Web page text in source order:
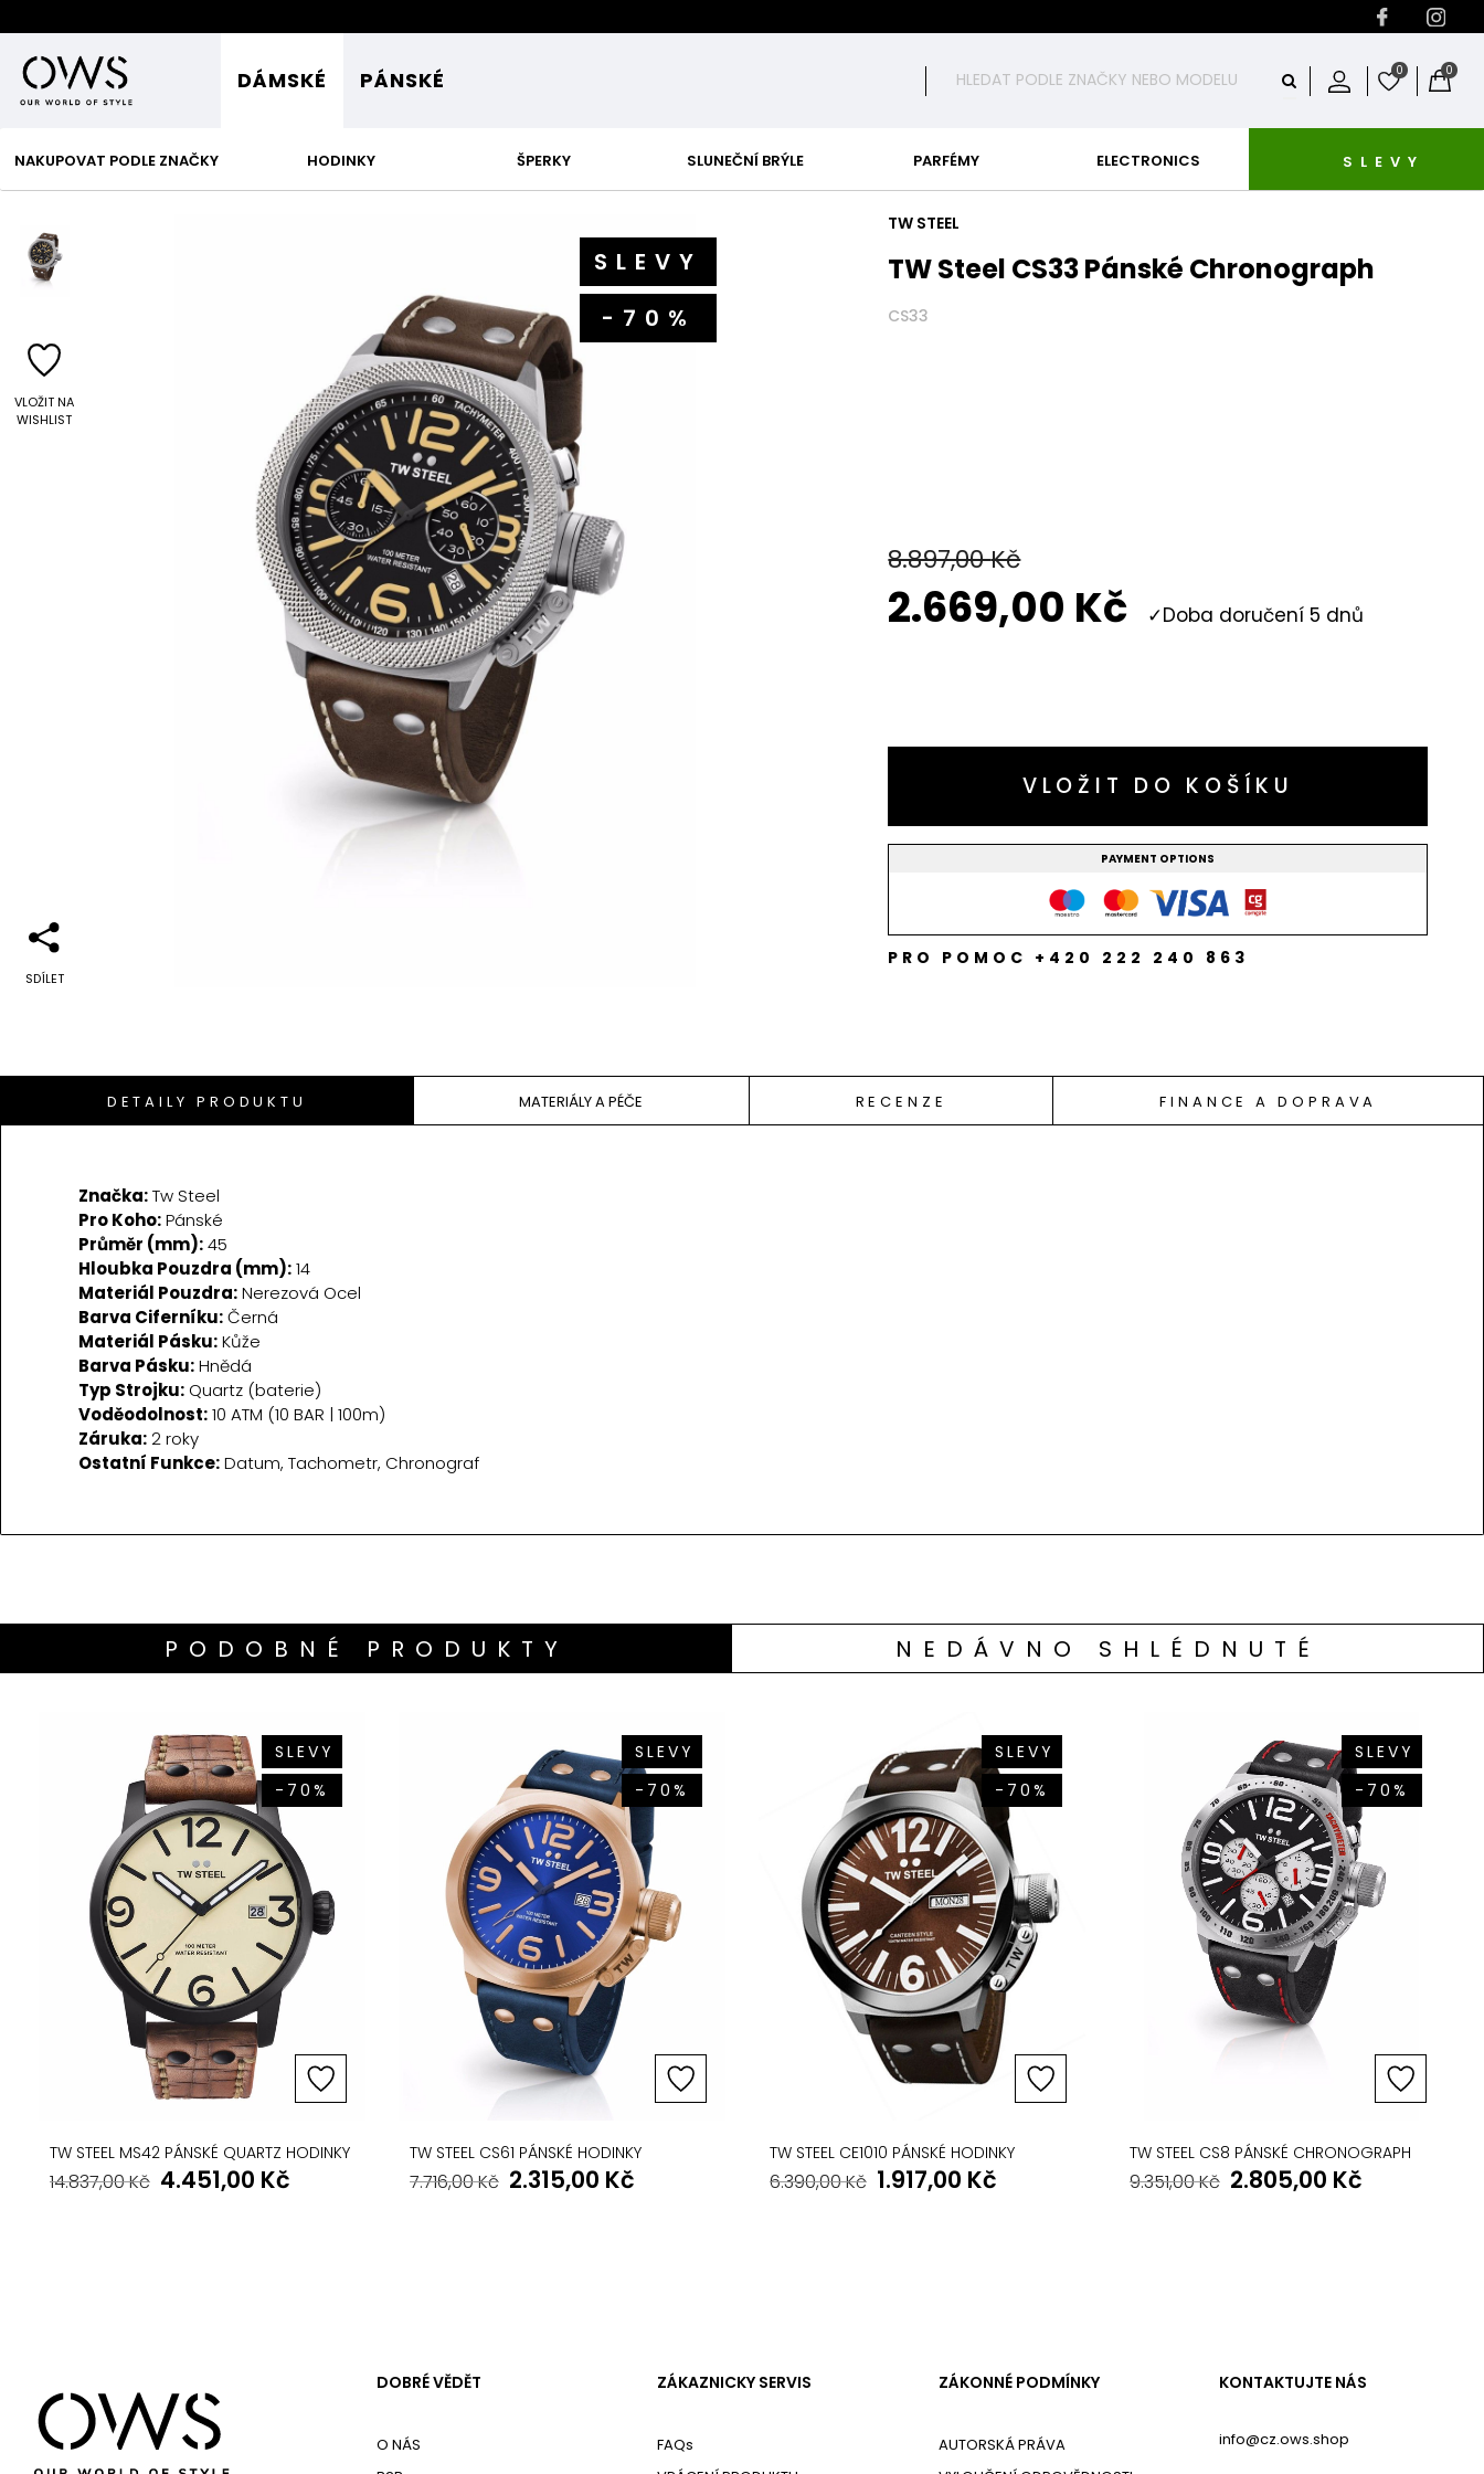
0
0
DÁMSKÉ
NAKUPOVAT PODLE ZNAČKY HODINKY ŠPERKY SLUNEČNÍ BRÝLE PARFÉMY ELECTRONICS SLEVY
PÁNSKÉ
VLOŽIT NA
WISHLIST
SDÍLET
SLEVY
-70%
TW STEEL
TW Steel CS33 Pánské Chronograph
CS33
8.897,00Kč
2.669,00 Kč Doba doručení 5 dnů
VLOŽIT DO KOŠÍKU
PAYMENT OPTIONS
PRO POMOC +420 222 240 863
DETAILY PRODUKTU MATERIÁLY A PÉČE RECENZE FINANCE A DOPRAVA
Značka:Tw Steel
Pro Koho:Pánské
Průměr (mm):45
Hloubka Pouzdra (mm):14
Materiál Pouzdra:Nerezová Ocel
Barva Ciferníku:Černá
Materiál Pásku:Kůže
Barva Pásku:Hnědá
Typ Strojku: Quartz (baterie)
Voděodolnost:10 ATM (10 BAR | 100m)
Záruka:2 roky
Ostatní Funkce:Datum, Tachometr, Chronograf
PODOBNÉ PRODUKTY NEDÁVNO SHLÉDNUTÉ
SLEVY
-70%
TW STEEL MS42 PÁNSKÉ QUARTZ HODINKY
14.837,00Kč 4.451,00 Kč
SLEVY
-70%
TW STEEL CS61 PÁNSKÉ HODINKY
7.716,00Kč 2.315,00 Kč
SLEVY
-70%
TW STEEL CE1010 PÁNSKÉ HODINKY
6.390,00Kč 1.917,00 Kč
SLEVY
-70%
TW STEEL CS8 PÁNSKÉ CHRONOGRAPH
9.351,00Kč 2.805,00 Kč
DOBRÉ VĚDĚT
O NÁS
ZÁKAZNICKY SERVIS
FAQs
ZÁKONNÉ PODMÍNKY
AUTORSKÁ PRÁVA
KONTAKTUJTE NÁS
info@cz.ows.shop